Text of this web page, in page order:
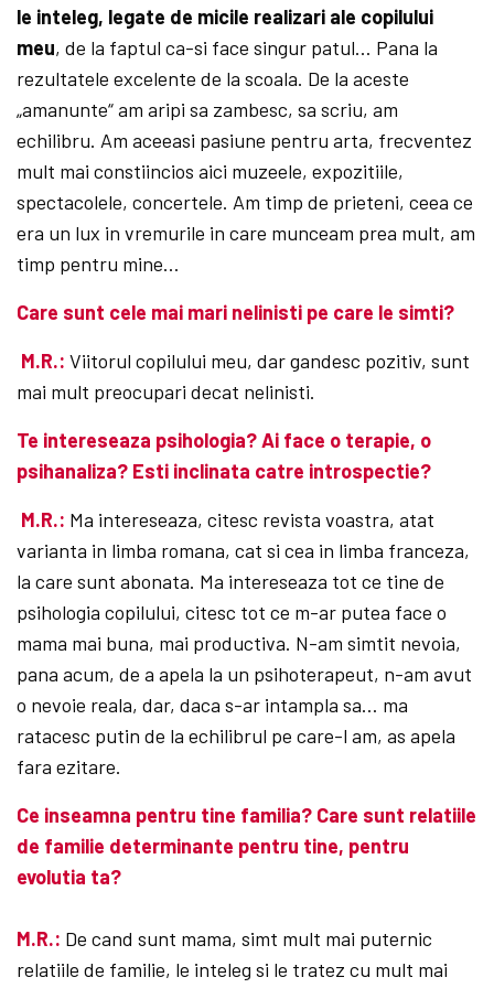
le inteleg, legate de micile realizari ale copilului
meu, de la faptul ca-si face singur patul… Pana la
rezultatele excelente de la scoala. De la aceste
„amanunte“ am aripi sa zambesc, sa scriu, am
echilibru. Am aceeasi pasiune pentru arta, frecventez
mult mai constiincios aici muzeele, expozitiile,
spectacolele, concertele. Am timp de prieteni, ceea ce
era un lux in vremurile in care munceam prea mult, am
timp pentru mine…
Care sunt cele mai mari nelinisti pe care le simti?
M.R.: Viitorul copilului meu, dar gandesc pozitiv, sunt
mai mult preocupari decat nelinisti.
Te intereseaza psihologia? Ai face o terapie, o
psihanaliza? Esti inclinata catre introspectie?
M.R.: Ma intereseaza, citesc revista voastra, atat
varianta in limba romana, cat si cea in limba franceza,
la care sunt abonata. Ma intereseaza tot ce tine de
psihologia copilului, citesc tot ce m-ar putea face o
mama mai buna, mai productiva. N-am simtit nevoia,
pana acum, de a apela la un psihoterapeut, n-am avut
o nevoie reala, dar, daca s-ar intampla sa… ma
ratacesc putin de la echilibrul pe care-l am, as apela
fara ezitare.
Ce inseamna pentru tine familia? Care sunt relatiile
de familie determinante pentru tine, pentru
evolutia ta?
M.R.: De cand sunt mama, simt mult mai puternic
relatiile de familie, le inteleg si le tratez cu mult mai